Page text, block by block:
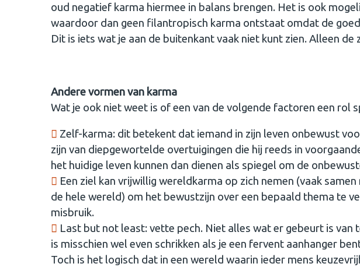
oud negatief karma hiermee in balans brengen. Het is ook
waardoor dan geen filantropisch karma ontstaat omdat de
Dit is iets wat je aan de buitenkant vaak niet kunt zien. Alleen
Andere vormen van karma
Wat je ook niet weet is of een van de volgende factoren een rol
Zelf-karma: dit betekent dat iemand in zijn leven onbewust
zijn van diepgewortelde overtuigingen die hij reeds in
het huidige leven kunnen dan dienen als spiegel om de
Een ziel kan vrijwillig wereldkarma op zich nemen (vaak
de hele wereld) om het bewustzijn over een bepaald thema te
misbruik.
Last but not least: vette pech. Niet alles wat er gebeurt is
is misschien wel even schrikken als je een fervent aanhanger
Toch is het logisch dat in een wereld waarin ieder mens